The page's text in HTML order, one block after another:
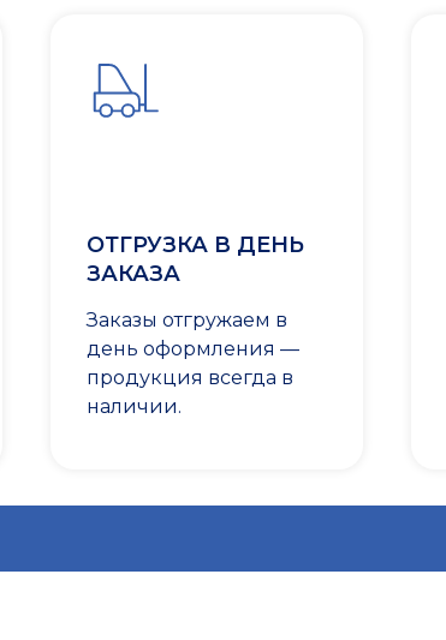
ОТГРУЗКА В ДЕНЬ
ЗАКАЗА
Заказы отгружаем в
день оформления —
продукция всегда в
наличии.